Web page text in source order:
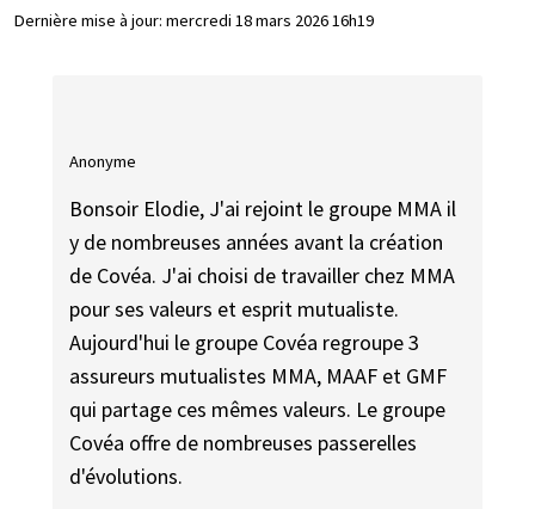
Dernière mise à jour: mercredi 18 mars 2026 16h19
Anonyme
Bonsoir Elodie, J'ai rejoint le groupe MMA il
y de nombreuses années avant la création
de Covéa. J'ai choisi de travailler chez MMA
pour ses valeurs et esprit mutualiste.
Aujourd'hui le groupe Covéa regroupe 3
assureurs mutualistes MMA, MAAF et GMF
qui partage ces mêmes valeurs. Le groupe
Covéa offre de nombreuses passerelles
d'évolutions.